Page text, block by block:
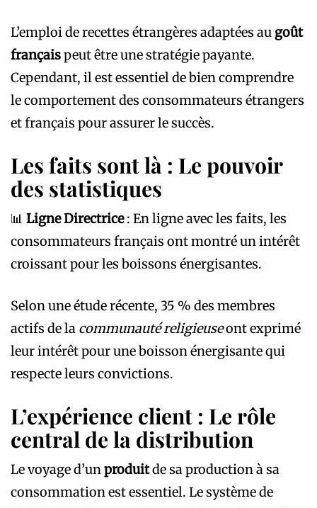
L’emploi de recettes étrangères adaptées au goût
françaispeut être une stratégie payante.
Cependant, il est essentiel de bien comprendre
le comportement des consommateurs étrangers
et français pour assurer le succès.
Les faits sont là : Le pouvoir
des statistiques
📊 Ligne Directrice: En ligne avec les faits, les
consommateurs français ont montré un intérêt
croissant pour les boissons énergisantes.
Selon une étude récente, 35 % des membres
actifs de la communauté religieuseont exprimé
leur intérêt pour une boisson énergisante qui
respecte leurs convictions.
L’expérience client : Le rôle
central de la distribution
Le voyage d’unproduitde sa production à sa
consommation est essentiel. Le système de